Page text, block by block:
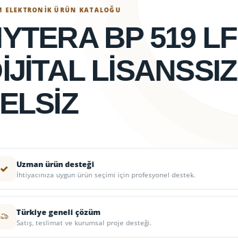
ELEKTRONIK ÜRÜN KATALOĞU
BP 519 LF
LİSANSSIZ
Uzman ürün desteği
İhtiyacınıza uygun ürün seçimi için profesyonel destek.
Türkiye geneli çözüm
Satış, teslimat ve kurumsal proje desteği.